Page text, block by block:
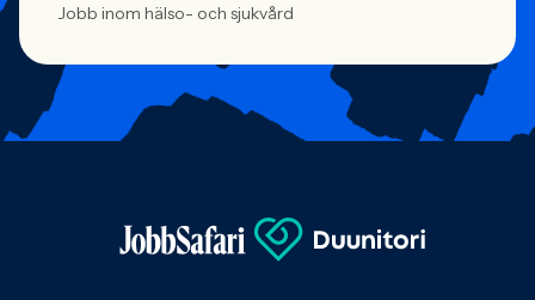
Jobb inom hälso- och sjukvård